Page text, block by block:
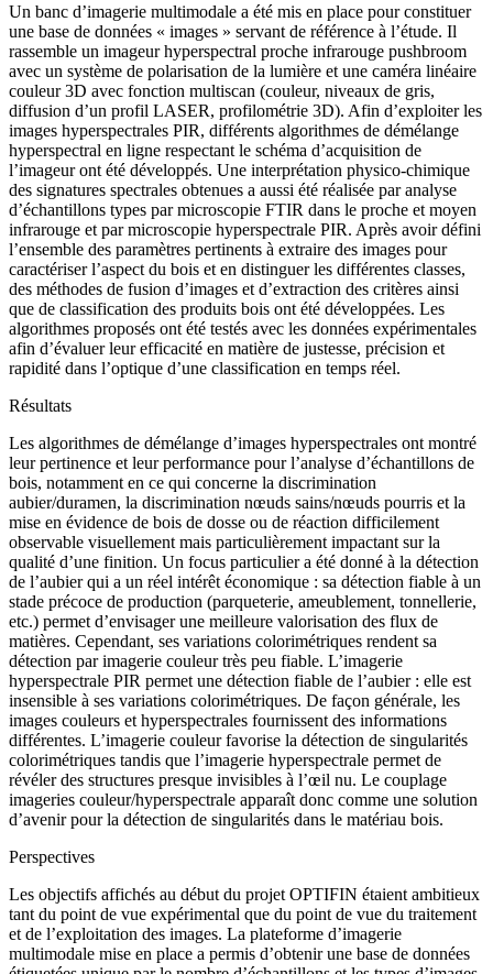
Un banc d’imagerie multimodale a été mis en place pour constituer
une base de données « images » servant de référence à l’étude. Il
rassemble un imageur hyperspectral proche infrarouge pushbroom
avec un système de polarisation de la lumière et une caméra linéaire
couleur 3D avec fonction multiscan (couleur, niveaux de gris,
diffusion d’un profil LASER, profilométrie 3D). Afin d’exploiter les
images hyperspectrales PIR, différents algorithmes de démélange
hyperspectral en ligne respectant le schéma d’acquisition de
l’imageur ont été développés. Une interprétation physico-chimique
des signatures spectrales obtenues a aussi été réalisée par analyse
d’échantillons types par microscopie FTIR dans le proche et moyen
infrarouge et par microscopie hyperspectrale PIR. Après avoir défini
l’ensemble des paramètres pertinents à extraire des images pour
caractériser l’aspect du bois et en distinguer les différentes classes,
des méthodes de fusion d’images et d’extraction des critères ainsi
que de classification des produits bois ont été développées. Les
algorithmes proposés ont été testés avec les données expérimentales
afin d’évaluer leur efficacité en matière de justesse, précision et
rapidité dans l’optique d’une classification en temps réel.
Résultats
Les algorithmes de démélange d’images hyperspectrales ont montré
leur pertinence et leur performance pour l’analyse d’échantillons de
bois, notamment en ce qui concerne la discrimination
aubier/duramen, la discrimination nœuds sains/nœuds pourris et la
mise en évidence de bois de dosse ou de réaction difficilement
observable visuellement mais particulièrement impactant sur la
qualité d’une finition. Un focus particulier a été donné à la détection
de l’aubier qui a un réel intérêt économique : sa détection fiable à un
stade précoce de production (parqueterie, ameublement, tonnellerie,
etc.) permet d’envisager une meilleure valorisation des flux de
matières. Cependant, ses variations colorimétriques rendent sa
détection par imagerie couleur très peu fiable. L’imagerie
hyperspectrale PIR permet une détection fiable de l’aubier : elle est
insensible à ses variations colorimétriques. De façon générale, les
images couleurs et hyperspectrales fournissent des informations
différentes. L’imagerie couleur favorise la détection de singularités
colorimétriques tandis que l’imagerie hyperspectrale permet de
révéler des structures presque invisibles à l’œil nu. Le couplage
imageries couleur/hyperspectrale apparaît donc comme une solution
d’avenir pour la détection de singularités dans le matériau bois.
Perspectives
Les objectifs affichés au début du projet OPTIFIN étaient ambitieux
tant du point de vue expérimental que du point de vue du traitement
et de l’exploitation des images. La plateforme d’imagerie
multimodale mise en place a permis d’obtenir une base de données